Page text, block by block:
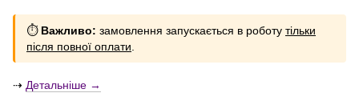
⏱ Важливо: замовлення запускається в роботу тільки
після повної оплати.
⇢ Детальніше →